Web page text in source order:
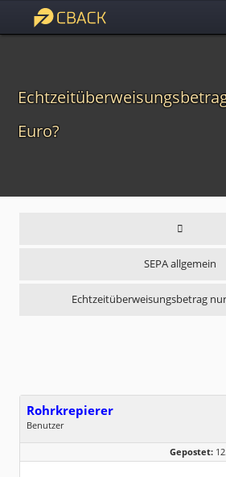
Euro?
SEPA allgemein
Echtzeitüberweisungsbetrag
Rohrkrepierer
Benutzer
Geschlecht:
keine Angabe
Dabei seit:
09 / 2018
Gepostet: